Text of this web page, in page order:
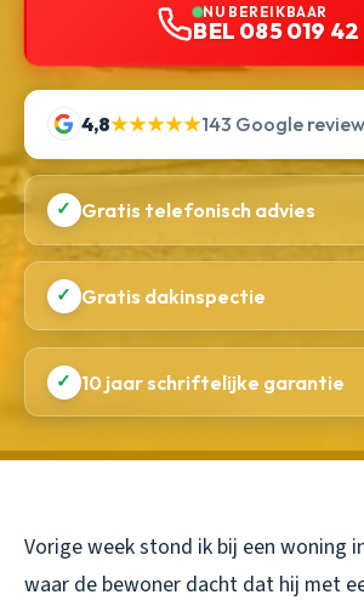
NU BEREIKBAAR
BEL 085 019 42
4,8★★★★★143 Google
✓ Gratis telefonisch advies
✓ Gratis dakinspectie
✓ 10 jaar schriftelijke garantie
Vorige week stond ik bij een woning
waar de bewoner dacht dat hij met